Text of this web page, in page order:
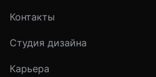
Контакты
Студия дизайна
Карьера